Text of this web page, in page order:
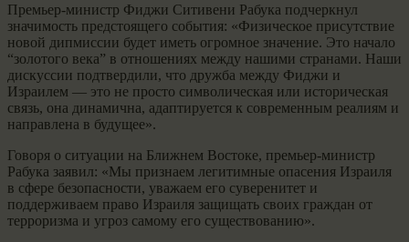
Премьер-министр Фиджи Ситивени Рабука подчеркнул
значимость предстоящего события: «Физическое присутствие
новой дипмиссии будет иметь огромное значение. Это начало
“золотого века” в отношениях между нашими странами. Наши
дискуссии подтвердили, что дружба между Фиджи и
Израилем — это не просто символическая или историческая
связь, она динамична, адаптируется к современным реалиям и
направлена в будущее».
Говоря о ситуации на Ближнем Востоке, премьер-министр
Рабука заявил: «Мы признаем легитимные опасения Израиля
в сфере безопасности, уважаем его суверенитет и
поддерживаем право Израиля защищать своих граждан от
терроризма и угроз самому его существованию».